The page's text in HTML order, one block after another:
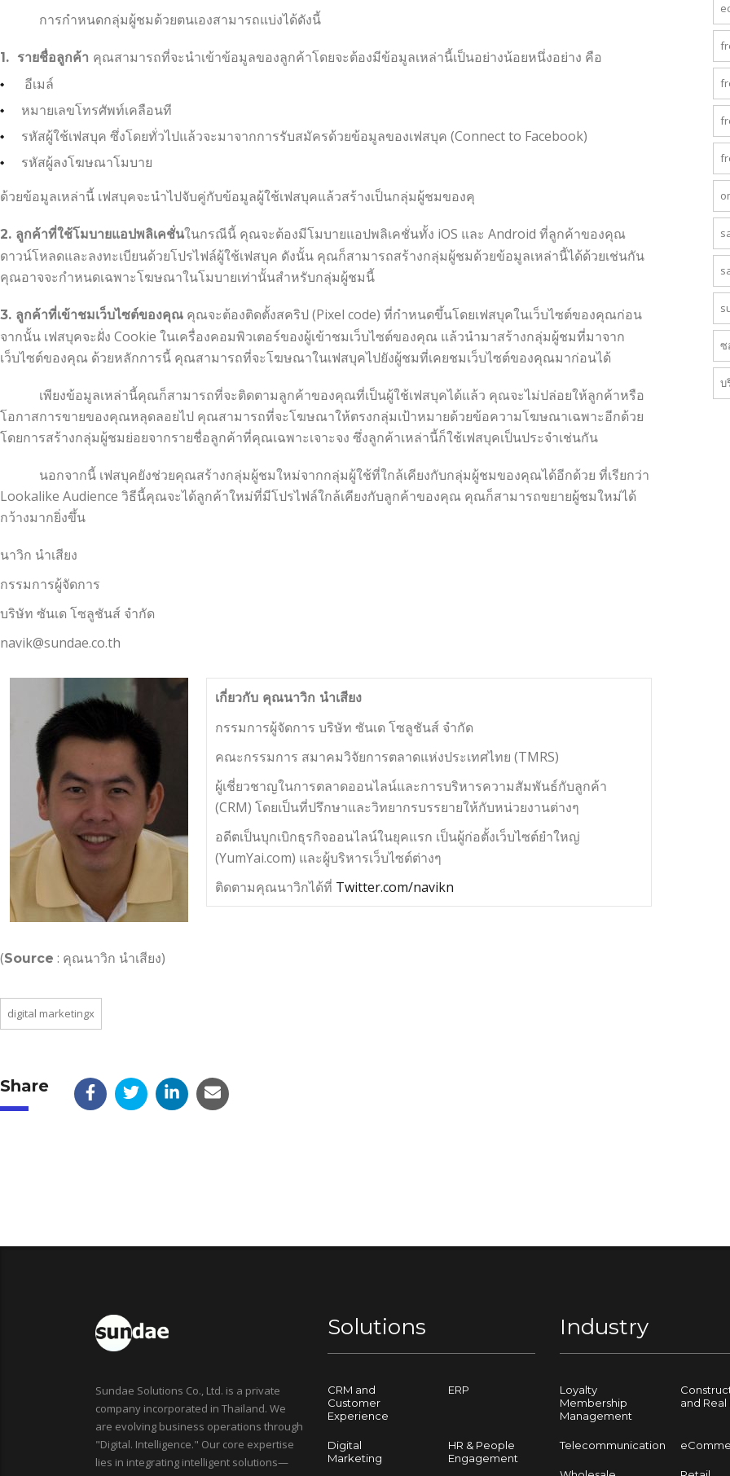
การกำหนดกลุ่มผู้ชมด้วยตนเองสามารถแบ่งได้ดังนี้
1. รายชื่อลูกค้า คุณสามารถที่จะนำเข้าข้อมูลของลูกค้าโดยจะต้องมีข้อมูลเหล่านี้เป็นอย่างน้อยหนึ่งอย่าง คือ
อีเมล์
หมายเลขโทรศัพท์เคลือนที
รหัสผู้ใช้เฟสบุค ซึ่งโดยทั่วไปแล้วจะมาจากการรับสมัครด้วยข้อมูลของเฟสบุค (Connect to Facebook)
รหัสผู้ลงโฆษณาโมบาย
ด้วยข้อมูลเหล่านี้ เฟสบุคจะนำไปจับคู่กับข้อมูลผู้ใช้เฟสบุคแล้วสร้างเป็นกลุ่มผู้ชมของคุ
2. ลูกค้าที่ใช้โมบายแอปพลิเคชั่นในกรณีนี้ คุณจะต้องมีโมบายแอปพลิเคชั่นทั้ง iOS และ Android ที่ลูกค้าของคุณ
ดาวน์โหลดและลงทะเบียนด้วยโปรไฟล์ผู้ใช้เฟสบุค ดังนั้น คุณก็สามารถสร้างกลุ่มผู้ชมด้วยข้อมูลเหล่านี้ได้ด้วยเช่นกัน
คุณอาจจะกำหนดเฉพาะโฆษณาในโมบายเท่านั้นสำหรับกลุ่มผู้ชมนี้
3. ลูกค้าที่เข้าชมเว็บไซต์ของคุณ คุณจะต้องติดตั้งสคริป (Pixel code) ที่กำหนดขึ้นโดยเฟสบุคในเว็บไซต์ของคุณก่อน
จากนั้น เฟสบุคจะฝั่ง Cookie ในเครื่องคอมพิวเตอร์ของผู้เข้าชมเว็บไซต์ของคุณ​ แล้วนำมาสร้างกลุ่มผู้ชมที่มาจาก
เว็บไซต์ของคุณ ด้วยหลักการนี้ คุณสามารถที่จะโฆษณาในเฟสบุคไปยังผู้ชมที่เคยชมเว็บไซต์ของคุณมาก่อนได้
เพียงข้อมูลเหล่านี้คุณก็สามารถที่จะติดตามลูกค้าของคุณที่เป็นผู้ใช้เฟสบุคได้แล้ว คุณจะไม่ปล่อยให้ลูกค้าหรือ
โอกาสการขายของคุณหลุดลอยไป คุณสามารถที่จะโฆษณาให้ตรงกลุ่มเป้าหมายด้วยข้อความโฆษณาเฉพาะอีกด้วย
โดยการสร้างกลุ่มผู้ชมย่อยจากรายชื่อลูกค้าที่คุณเฉพาะเจาะจง ซึ่งลูกค้าเหล่านี้ก็ใช้เฟสบุคเป็นประจำเช่นกัน
นอกจากนี้ เฟสบุคยังช่วยคุณสร้างกลุ่มผู้ชมใหม่จากกลุ่มผู้ใช้ที่ใกล้เคียงกับกลุ่มผู้ชมของคุณได้อีกด้วย ที่เรียกว่า
Lookalike Audience วิธีนี้คุณจะได้ลูกค้าใหม่ที่มีโปรไฟล์ใกล้เคียงกับลูกค้าของคุณ คุณก็สามารถขยายผู้ชมใหม่ได้
กว้างมากยิ่งขึ้น
นาวิก นำเสียง
กรรมการผู้จัดการ
บริษัท ซันเด โซลูชันส์ จำกัด
navik@sundae.co.th
เกี่ยวกับ คุณนาวิก นำเสียง
กรรมการผู้จัดการ บริษัท ซันเด โซลูชันส์ จำกัด
คณะกรรมการ สมาคมวิจัยการตลาดแห่งประเทศไทย (TMRS)
ผู้เชี่ยวชาญในการตลาดออนไลน์และการบริหารความสัมพันธ์กับลูกค้า
(CRM) โดยเป็นที่ปรึกษาและวิทยากรบรรยายให้กับหน่วยงานต่างๆ
อดีตเป็นบุกเบิกธุรกิจออนไลน์ในยุคแรก เป็นผู้ก่อตั้งเว็บไซต์ยำใหญ่
(YumYai.com) และผู้บริหารเว็บไซต์ต่างๆ
ติดตามคุณนาวิกได้ที่ Twitter.com/navikn
(Source : คุณนาวิก นำเสียง)
digital marketingx
ซ
บ
Share
Sundae Solutions Co., Ltd. is a private
company incorporated in Thailand. We
are evolving business operations through
"Digital. Intelligence." Our core expertise
lies in integrating intelligent solutions—
Solutions
CRM and
Customer
Experience
ERP
Digital
Marketing
HR & People
Engagement
Industry
Loyalty
Membership
Management
and Real
Telecommunication